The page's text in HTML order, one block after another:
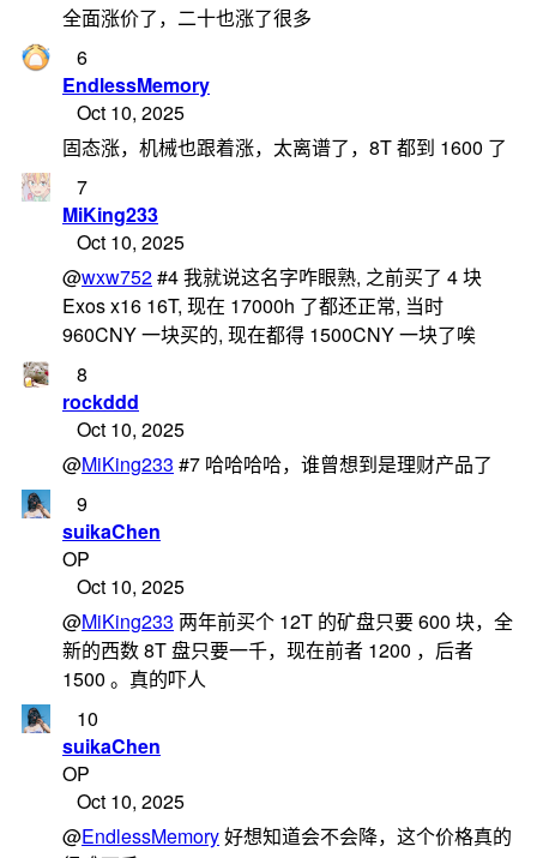
全面涨价了，二十也涨了很多
6
EndlessMemory
Oct 10, 2025
固态涨，机械也跟着涨，太离谱了，8T 都到 1600 了
7
MiKing233
Oct 10, 2025
@wxw752#4 我就说这名字咋眼熟, 之前买了 4 块
Exos x16 16T, 现在 17000h 了都还正常, 当时
960CNY 一块买的, 现在都得 1500CNY 一块了唉
8
rockddd
Oct 10, 2025
@MiKing233 #7 哈哈哈哈，谁曾想到是理财产品了
9
suikaChen
OP
Oct 10, 2025
@MiKing233 两年前买个 12T 的矿盘只要 600 块，全
新的西数 8T 盘只要一千，现在前者 1200 ，后者
1500 。真的吓人
10
suikaChen
OP
Oct 10, 2025
@EndlessMemory好想知道会不会降，这个价格真的